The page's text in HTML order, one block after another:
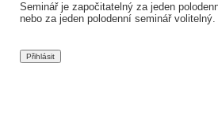
Seminář je započitatelný za jeden
nebo za jeden polodenní seminář volitelný.